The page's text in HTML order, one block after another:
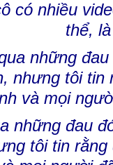
có nhiều
thể,
những đau
tôi tin